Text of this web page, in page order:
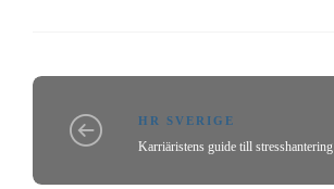
HR SVERIGE
Karriäristens guide till stresshantering